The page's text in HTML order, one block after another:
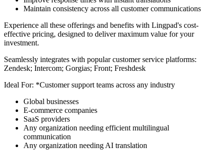
Maintain consistency across all customer communications
Experience all these offerings and benefits with Lingpad's cost-
effective pricing, designed to deliver maximum value for your
investment.
Seamlessly integrates with popular customer service platforms:
Zendesk; Intercom; Gorgias; Front; Freshdesk
Ideal For: *Customer support teams across any industry
Global businesses
E-commerce companies
SaaS providers
Any organization needing efficient multilingual
communication
Any organization needing AI translation